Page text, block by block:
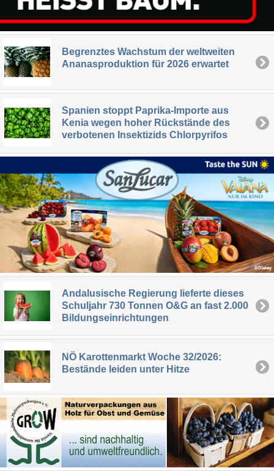
Begrenztes Wachstum der weltweiten
Ananasproduktion für 2026 erwartet
Spanien stoppt Paprika-Importe aus
Kenia wegen hoher Rückstände des
verbotenen Insektizids Chlorpyrifos
Andalusische Regierung lieferte dieses
Schuljahr 730 Tonnen O&G an fast 2.000
Bildungseinrichtungen
NÖ Karottenmarkt Woche 32/2026:
Bestände leiden unter Hitze